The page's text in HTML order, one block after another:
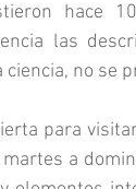
hace
las
no se
para
a